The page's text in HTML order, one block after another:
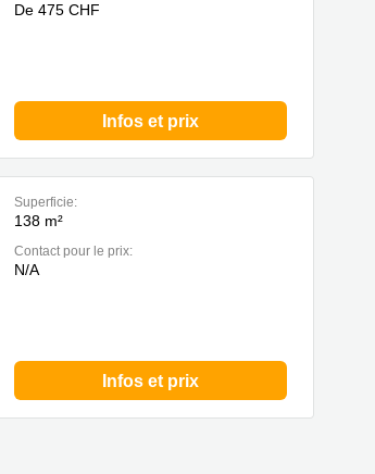
De 475 CHF
Infos et prix
Superficie:
138 m²
Contact pour le prix:
N/A
Infos et prix